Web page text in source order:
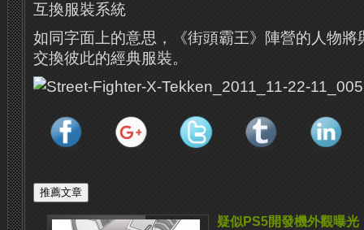
互換服裝系統
如同字面上的意思，《街頭霸王》陣營的人物將
交換彼此的經典服裝。
疑似PS5開發機外觀曝光